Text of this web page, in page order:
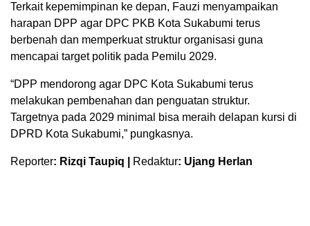
Terkait kepemimpinan ke depan, Fauzi menyampaikan
harapan DPP agar DPC PKB Kota Sukabumi terus
berbenah dan memperkuat struktur organisasi guna
mencapai target politik pada Pemilu 2029.
“DPP mendorong agar DPC Kota Sukabumi terus
melakukan pembenahan dan penguatan struktur.
Targetnya pada 2029 minimal bisa meraih delapan kursi di
DPRD Kota Sukabumi,” pungkasnya.
Reporter: Rizqi Taupiq | Redaktur: Ujang Herlan